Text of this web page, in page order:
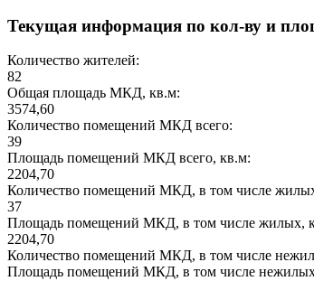
Текущая информация по кол-ву и
Количество жителей:
82
Общая площадь МКД, кв.м:
3574,60
Количество помещений МКД всего:
39
Площадь помещений МКД всего, кв.м:
2204,70
Количество помещений МКД, в том числе
37
Площадь помещений МКД, в том числе жилых,
2204,70
Количество помещений МКД, в том числе
Площадь помещений МКД, в том числе